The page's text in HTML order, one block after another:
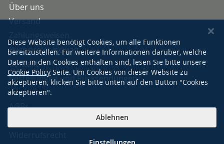
Über uns
Versand
Buchpreisbindung
Kontakt
Bestellungen und Rücksendungen
Impressum
AGBs
Diese Website benötigt Cookies, um alle Funktionen
bereitzustellen. Für weitere Informationen darüber, welche
Daten in den Cookies enthalten sind, lesen Sie bitte unsere
Cookie Policy Seite. Um Cookies von dieser Website zu
akzeptieren, klicken Sie bitte unten auf den Button "Cookies
akzeptieren".
Ablehnen